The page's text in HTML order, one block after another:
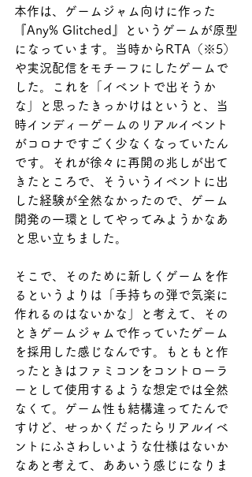
本作は、ゲームジャム向けに作った
『Any% Glitched』というゲームが原型
になっています。当時からRTA（※5）
や実況配信をモチーフにしたゲームで
した。これを「イベントで出そうか
な」と思ったきっかけはというと、当
時インディーゲームのリアルイベント
がコロナですごく少なくなっていたん
です。それが徐々に再開の兆しが出て
きたところで、そういうイベントに出
した経験が全然なかったので、ゲーム
開発の一環としてやってみようかなあ
と思い立ちました。
そこで、そのために新しくゲームを作
るというよりは「手持ちの弾で気楽に
作れるのはないかな」と考えて、その
ときゲームジャムで作っていたゲーム
を採用した感じなんです。もともと作
ったときはファミコンをコントローラ
ーとして使用するような想定では全然
なくて。ゲーム性も結構違ってたんで
すけど、せっかくだったらリアルイベ
ントにふさわしいような仕様はないか
なあと考えて、ああいう感じになりま